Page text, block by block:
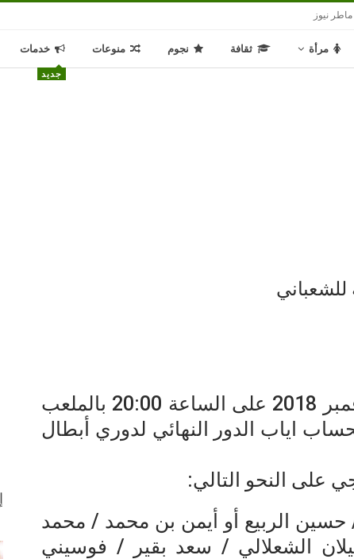
نيوز
مرأة ثقافة نجوم منوعات خدمات
جديد
للشعباني
يواجه الترجي اليوم الجمعة 09 نوفمبر 2018 على الساعة 20:00 بالملعب
اياب الدور النهائي لدوري أبطال
على النحو التالي:
الربيع أو أيمن بن محمد / محمد
الشعلالي / سعد بقير / فوسيني